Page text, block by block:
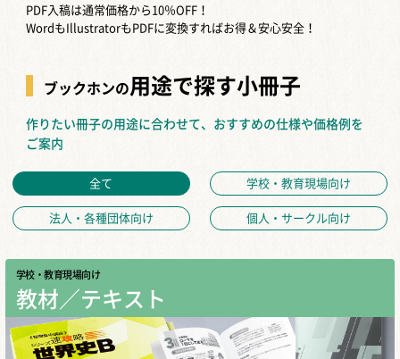
PDF入稿は通常価格から10％OFF！
WordもIllustratorもPDFに変換すればお得＆安心安全！
ブックホンの用途で探す小冊子
作りたい冊子の用途に合わせて、おすすめの仕様や価格例を
ご案内
全て 学校・教育現場向け
法人・各種団体向け 個人・サークル向け
学校・教育現場向け
教材／テキスト